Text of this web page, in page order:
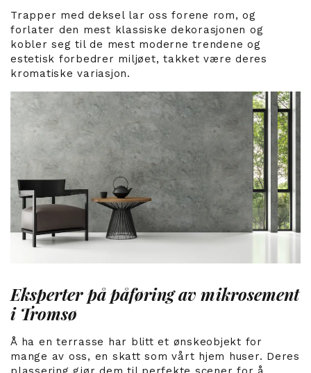
Trapper med deksel lar oss forene rom, og
forlater den mest klassiske dekorasjonen og
kobler seg til de mest moderne trendene og
estetisk forbedrer miljøet, takket være deres
kromatiske variasjon.
Eksperter på påføring av mikrosement
i Tromsø
Å ha en terrasse har blitt et ønskeobjekt for
mange av oss, en skatt som vårt hjem huser. Deres